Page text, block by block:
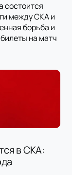
состоится
между СКА и
борьба и
на матч
в СКА: